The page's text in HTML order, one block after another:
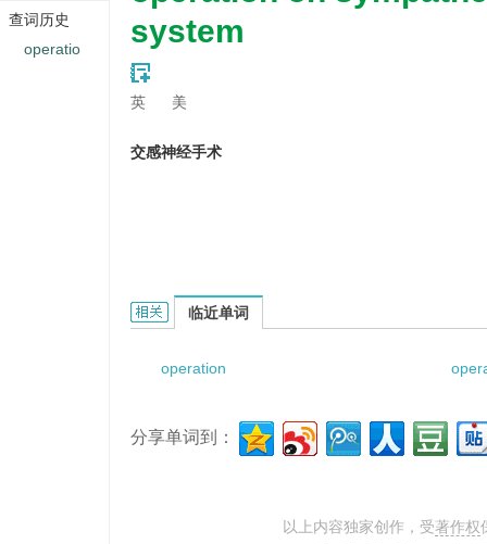
system
英 美
交感神经手术
operation on sympathetic nervous system的相
临近单词
operation
分享单词到：
以上内容独家创作，受著作权
查词历史
operatio